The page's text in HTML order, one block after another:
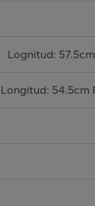
Lognitud:
Longitud: 54.5cm